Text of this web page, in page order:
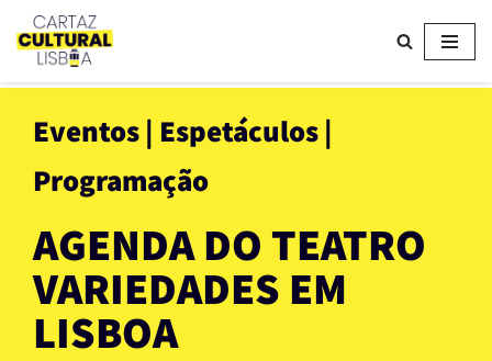
Avançar
para
conteúdo
Eventos | Espetáculos |
Programação
AGENDA DO TEATRO
VARIEDADES EM
LISBOA